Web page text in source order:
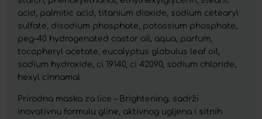
acid, palmitic acid, titanium dioxide, sodium cetearyl
sulfate, disodium phosphate, potassium phosphate,
peg-40 hydrogenated castor oil, aqua, parfum,
tocopheryl acetate, eucalyptus globulus leaf oil,
sodium hydroxide, ci 19140, ci 42090, sodium chloride,
hexyl cinnamal
Prirodna maska za lice – Brightening: sadrži
inovativnu formulu gline, aktivnog ugljena i sitnih